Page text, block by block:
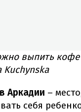
выпить
Kuchynska
Аркадии –
себя